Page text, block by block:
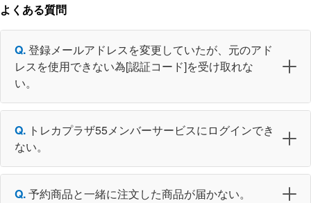
よくある質問
登録メールアドレスを変更していたが、元のアド
レスを使用できない為[認証コード]を受け取れな
い。
トレカプラザ55メンバーサービスにログインでき
ない。
予約商品と一緒に注文した商品が届かない。